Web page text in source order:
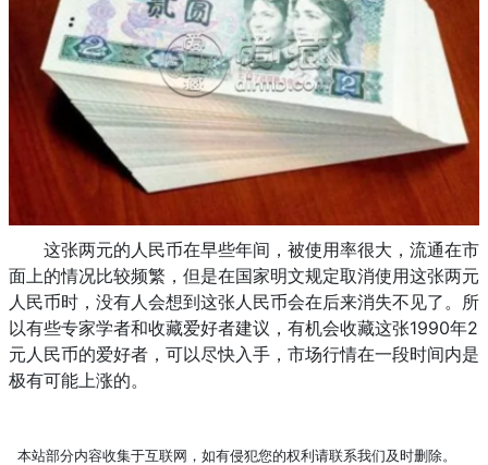
这张两元的人民币在早些年间，被使用率很大，流通在市
面上的情况比较频繁，但是在国家明文规定取消使用这张两元
人民币时，没有人会想到这张人民币会在后来消失不见了。所
以有些专家学者和收藏爱好者建议，有机会收藏这张1990年2
元人民币的爱好者，可以尽快入手，市场行情在一段时间内是
极有可能上涨的。
本站部分内容收集于互联网，如有侵犯您的权利请联系我们及时删除。